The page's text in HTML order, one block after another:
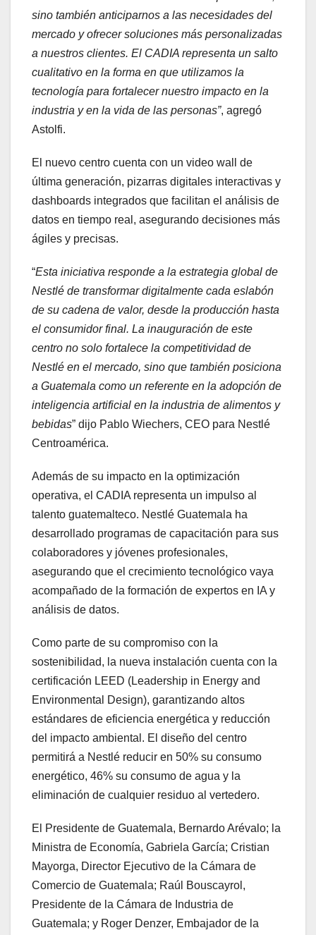
sino también anticiparnos a las necesidades del
mercado y ofrecer soluciones más personalizadas
a nuestros clientes. El CADIA representa un salto
cualitativo en la forma en que utilizamos la
tecnología para fortalecer nuestro impacto en la
industria y en la vida de las personas”, agregó
Astolfi.
El nuevo centro cuenta con un video wall de
última generación, pizarras digitales interactivas y
dashboards integrados que facilitan el análisis de
datos en tiempo real, asegurando decisiones más
ágiles y precisas.
“Esta iniciativa responde a la estrategia global de
Nestlé de transformar digitalmente cada eslabón
de su cadena de valor, desde la producción hasta
el consumidor final. La inauguración de este
centro no solo fortalece la competitividad de
Nestlé en el mercado, sino que también posiciona
a Guatemala como un referente en la adopción de
inteligencia artificial en la industria de alimentos y
bebidas” dijo Pablo Wiechers, CEO para Nestlé
Centroamérica.
Además de su impacto en la optimización
operativa, el CADIA representa un impulso al
talento guatemalteco. Nestlé Guatemala ha
desarrollado programas de capacitación para sus
colaboradores y jóvenes profesionales,
asegurando que el crecimiento tecnológico vaya
acompañado de la formación de expertos en IA y
análisis de datos.
Como parte de su compromiso con la
sostenibilidad, la nueva instalación cuenta con la
certificación LEED (Leadership in Energy and
Environmental Design), garantizando altos
estándares de eficiencia energética y reducción
del impacto ambiental. El diseño del centro
permitirá a Nestlé reducir en 50% su consumo
energético, 46% su consumo de agua y la
eliminación de cualquier residuo al vertedero.
El Presidente de Guatemala, Bernardo Arévalo; la
Ministra de Economía, Gabriela García; Cristian
Mayorga, Director Ejecutivo de la Cámara de
Comercio de Guatemala; Raúl Bouscayrol,
Presidente de la Cámara de Industria de
Guatemala; y Roger Denzer, Embajador de la